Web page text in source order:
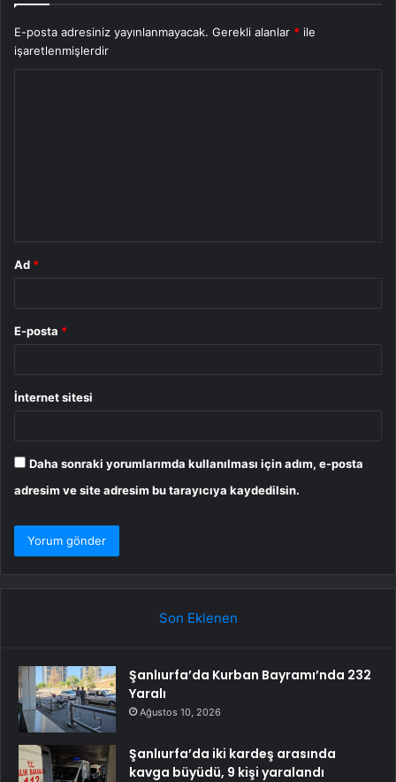
E-posta adresiniz yayınlanmayacak. Gerekli alanlar * ile
işaretlenmişlerdir
Ad *
E-posta *
İnternet sitesi
Daha sonraki yorumlarımda kullanılması için adım, e-posta
adresim ve site adresim bu tarayıcıya kaydedilsin.
Son Eklenen
Şanlıurfa’da Kurban Bayramı’nda 232
Yaralı
Ağustos 10, 2026
Şanlıurfa’da iki kardeş arasında
kavga büyüdü, 9 kişi yaralandı